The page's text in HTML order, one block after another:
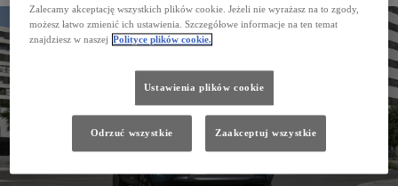
Zalecamy akceptację wszystkich plików cookie. Jeżeli nie wyrażasz na to zgody,
możesz łatwo zmienić ich ustawienia. Szczegółowe informacje na ten temat
znajdziesz w naszej Polityce plików cookie.
Ustawienia plików cookie
Odrzuć wszystkie Zaakceptuj wszystkie